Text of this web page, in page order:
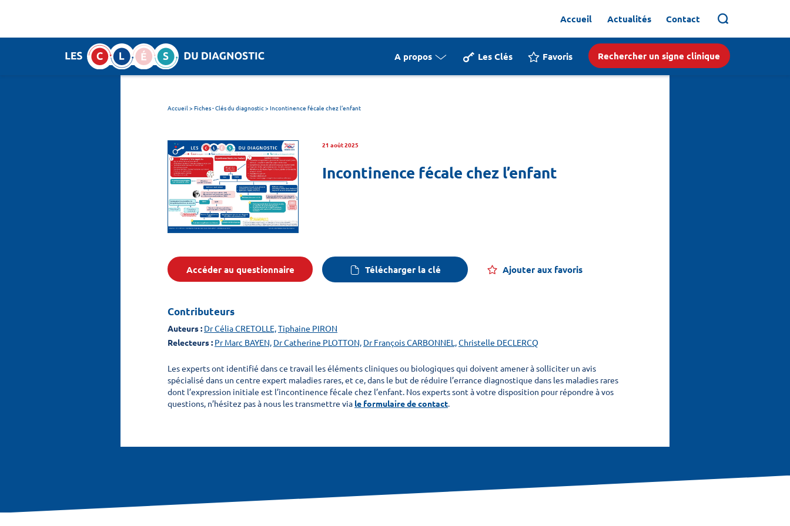
Accueil Actualités Contact
A propos Les Clés Favoris Rechercher un signe clinique
Accueil>Fiches - Clés du diagnostic>Incontinence fécale chez l’enfant
21 août 2025
Incontinence fécale chez l’enfant
Accéder au questionnaire Télécharger la clé Ajouter aux favoris
Contributeurs
Auteurs : Dr Célia CRETOLLE,Tiphaine PIRON
Relecteurs : Pr Marc BAYEN, Dr Catherine PLOTTON, Dr François CARBONNEL,Christelle DECLERCQ
Les experts ont identifié dans ce travail les éléments cliniques ou biologiques qui doivent amener à solliciter un avis
spécialisé dans un centre expert maladies rares, et ce, dans le but de réduire l’errance diagnostique dans les maladies rares
dont l’expression initiale est l’incontinence fécale chez l’enfant. Nos experts sont à votre disposition pour répondre à vos
questions, n’hésitez pas à nous les transmettre via le formulaire de contact.